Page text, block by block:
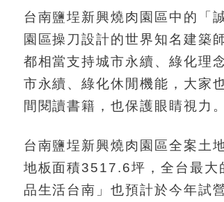
台南鹽埕新興燒肉園區中的「
園區操刀設計的世界知名建築
都相當支持城市永續、綠化理
市永續、綠化休閒機能，大家
間閱讀書籍，也保護眼睛視力。
台南鹽埕新興燒肉園區全案土
地板面積3517.6坪，全台最
品生活台南」也預計於今年試